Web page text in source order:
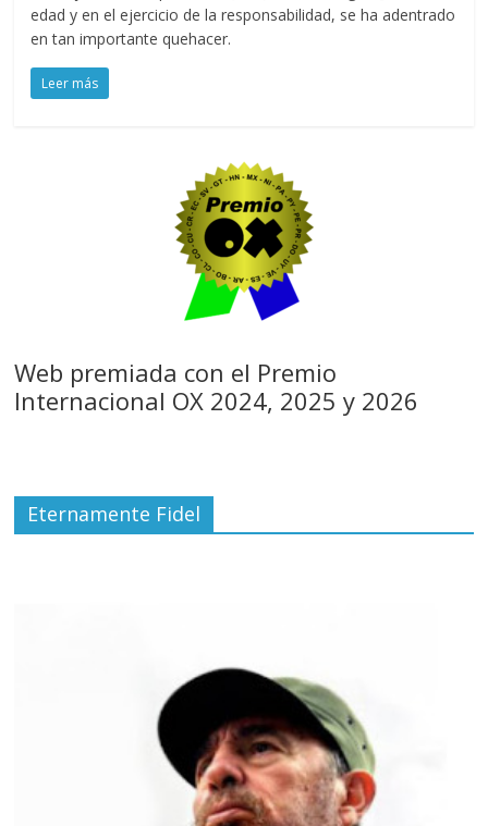
edad y en el ejercicio de la responsabilidad, se ha adentrado
en tan importante quehacer.
Leer más
Web premiada con el Premio
Internacional OX 2024, 2025 y 2026
Eternamente Fidel